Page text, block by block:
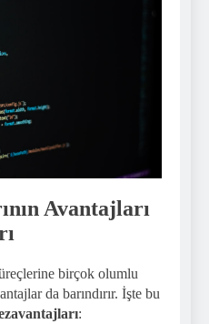
Avantajları
birçok olumlu
da barındırır. İşte bu
: